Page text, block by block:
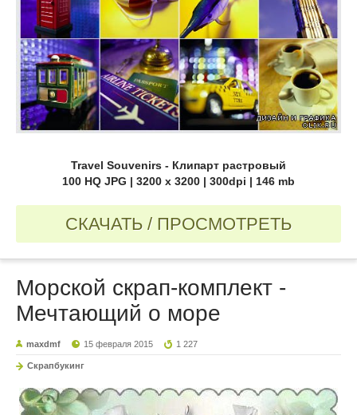
Travel Souvenirs - Клипарт растровый
100 HQ JPG | 3200 x 3200 | 300dpi | 146 mb
СКАЧАТЬ / ПРОСМОТРЕТЬ
Морской скрап-комплект -
Мечтающий о море
maxdmf 15 февраля 2015 1 227
Скрапбукинг